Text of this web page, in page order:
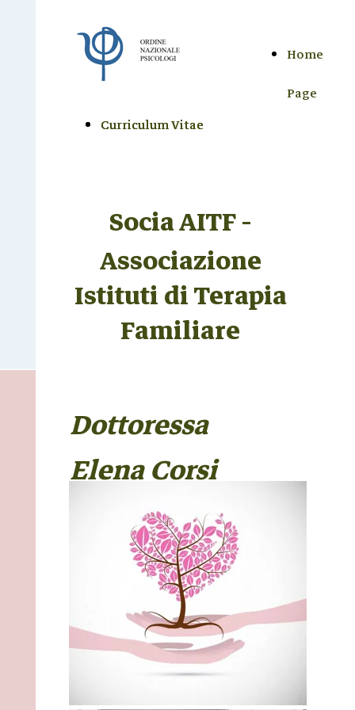
Curriculum Vitae
Home
Page
Socia AITF -
Associazione
Istituti di Terapia
Familiare
Dottoressa
Elena Corsi
Curriculum Vitae